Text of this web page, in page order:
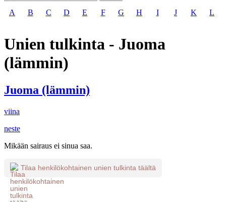
A B C D E F G H I J K L
Unien tulkinta - Juoma
(lämmin)
Juoma (lämmin)
viina
neste
Mikään sairaus ei sinua saa.
Tilaa henkilökohtainen unien tulkinta täältä